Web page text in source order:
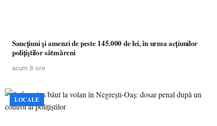
Sancțiuni și amenzi de peste 145.000 de lei, în urma acțiunilor
polițiștilor sătmăreni
acum 8 ore
LOCALE